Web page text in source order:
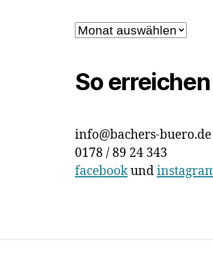
Archiv
So
info@bachers-buero.de
0178 / 89 24 343
facebookund